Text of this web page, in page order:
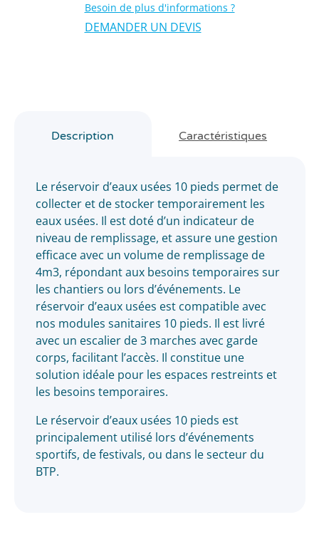
Besoin de plus d'informations ?
DEMANDER UN DEVIS
Description Caractéristiques
Le réservoir d’eaux usées 10 pieds permet de
collecter et de stocker temporairement les
eaux usées. Il est doté d’un indicateur de
niveau de remplissage, et assure une gestion
efficace avec un volume de remplissage de
4m3, répondant aux besoins temporaires sur
les chantiers ou lors d’événements. Le
réservoir d’eaux usées est compatible avec
nos modules sanitaires 10 pieds. Il est livré
avec un escalier de 3 marches avec garde
corps, facilitant l’accès. Il constitue une
solution idéale pour les espaces restreints et
les besoins temporaires.
Le réservoir d’eaux usées 10 pieds est
principalement utilisé lors d’événements
sportifs, de festivals, ou dans le secteur du
BTP.